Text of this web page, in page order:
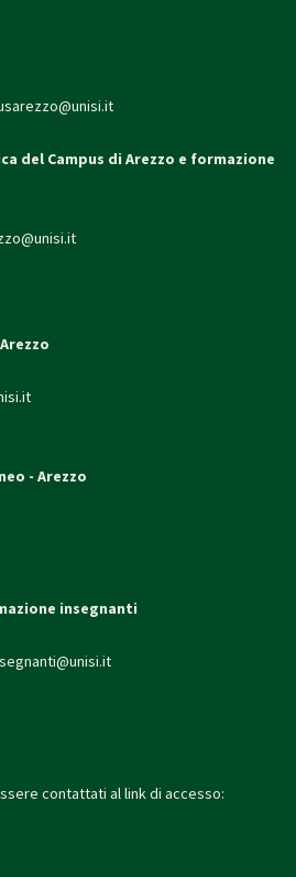
del Campus di Arezzo e formazione
- Arezzo
insegnanti
contattati al link di accesso: